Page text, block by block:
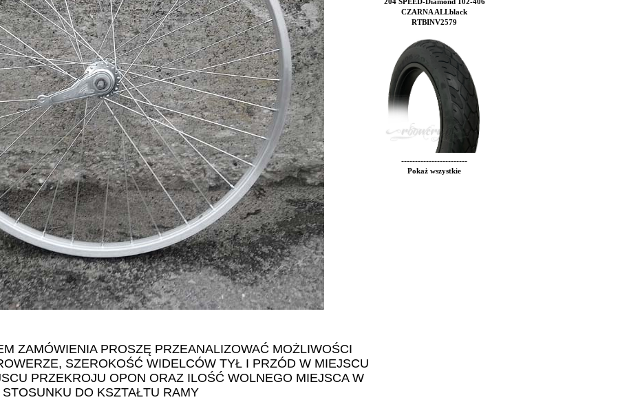
ZAMÓWIENIA PROSZĘ PRZEANALIZOWAĆ MOŻLIWOŚCI
SZEROKOŚĆ WIDELCÓW TYŁ I PRZÓD W MIEJSCU
PRZEKROJU OPON ORAZ ILOŚĆ WOLNEGO MIEJSCA W
STOSUNKU DO KSZTAŁTU RAMY
204 SPEED-Diamond 102-406
CZARNA ALLblack
RTBINV2579
------------------------
Pokaż wszystkie